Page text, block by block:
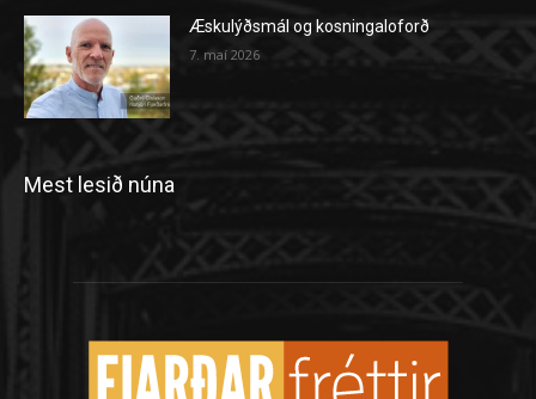
Æskulýðsmál og kosningaloforð
7. maí 2026
Mest lesið núna